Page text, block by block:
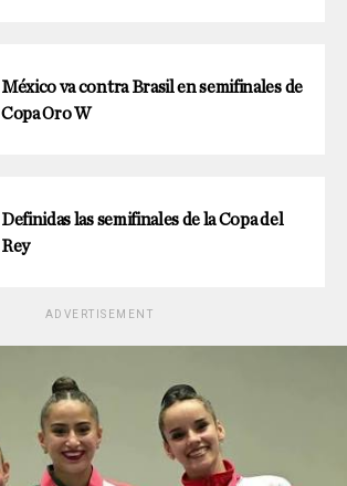
México va contra Brasil en semifinales de
Copa Oro W
Definidas las semifinales de la Copa del
Rey
ADVERTISEMENT